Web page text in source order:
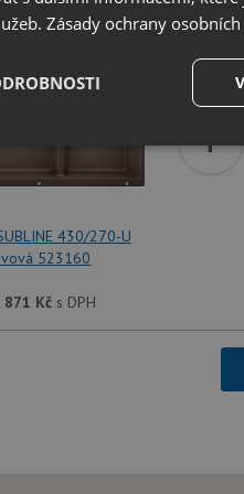
SET Blanco
430/270-U
523160
871 Kčs DPH
+
Zásady ochrany
Výkonové
cookie umožňují základní funkce
nutných souborů cookie správně